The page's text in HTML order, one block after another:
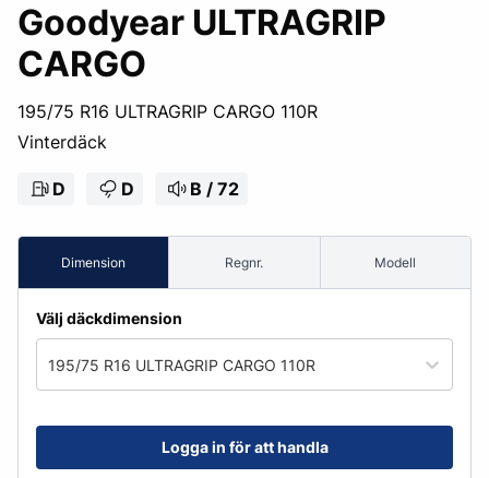
Goodyear ULTRAGRIP
CARGO
195/75 R16 ULTRAGRIP CARGO 110R
Vinterdäck
D D B / 72
Dimension Regnr. Modell
Välj däckdimension
195/75 R16 ULTRAGRIP CARGO 110R
Logga in för att handla